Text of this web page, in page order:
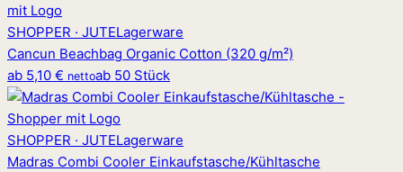
SHOPPER · JUTELagerware
Cancun Beachbag Organic Cotton (320 g/m²)
ab 5,10 € nettoab 50 Stück
SHOPPER · JUTELagerware
Madras Combi Cooler Einkaufstasche/Kühltasche